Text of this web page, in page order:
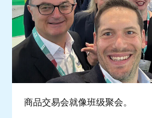
商品交易会就像班级聚会。